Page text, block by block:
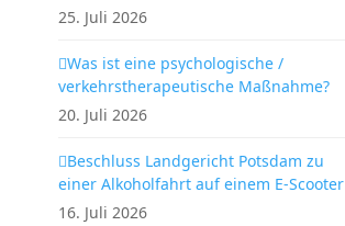
25. Juli 2026
Was ist eine psychologische /
verkehrstherapeutische Maßnahme?
20. Juli 2026
Beschluss Landgericht Potsdam zu
einer Alkoholfahrt auf einem E-Scooter
16. Juli 2026